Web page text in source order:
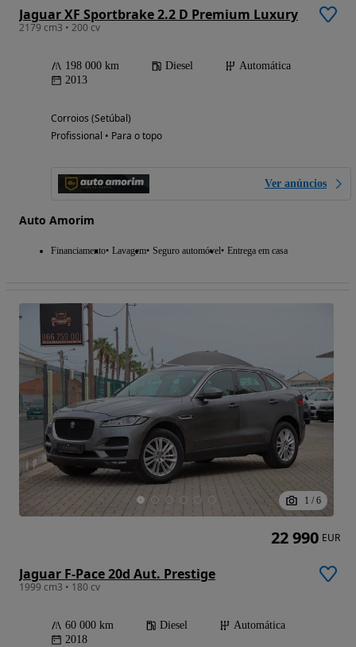
Jaguar XF Sportbrake 2.2 D Premium Luxury
2179 cm3 • 200 cv
198 000 km Diesel
Automática
2013
Corroios (Setúbal)
Profissional • Para o topo
Ver anúncios
Auto Amorim
Financiamento Lavagem Seguro automóvel Entrega em casa
1 / 6
Jaguar F-Pace 20d Aut. Prestige
1999 cm3 • 180 cv
60 000 km Diesel
Automática
2018
22 990 EUR